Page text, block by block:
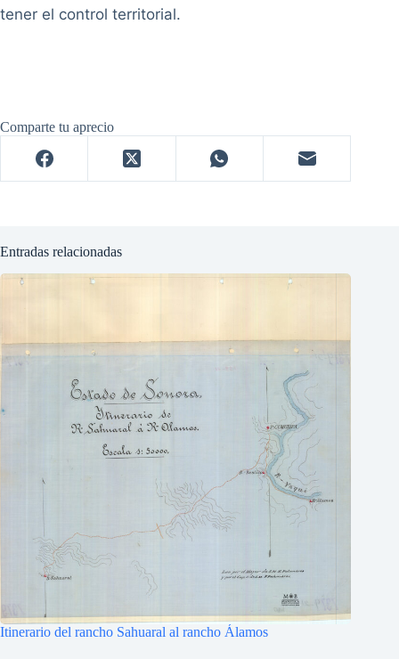
tener el control territorial.
Comparte tu aprecio
Entradas relacionadas
Itinerario del rancho Sahuaral al rancho Álamos